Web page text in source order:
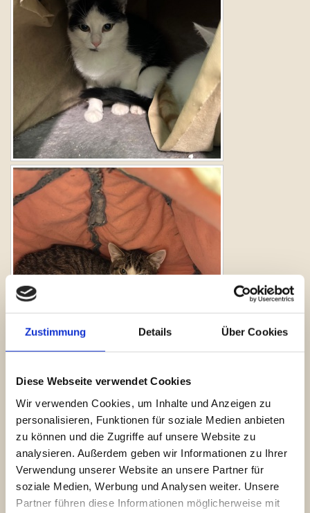
Zustimmung Details Über Cookies
Diese Webseite verwendet Cookies
Wir verwenden Cookies, um Inhalte und Anzeigen zu
personalisieren, Funktionen für soziale Medien anbieten
zu können und die Zugriffe auf unsere Website zu
analysieren. Außerdem geben wir Informationen zu Ihrer
Verwendung unserer Website an unsere Partner für
soziale Medien, Werbung und Analysen weiter. Unsere
Partner führen diese Informationen möglicherweise mit